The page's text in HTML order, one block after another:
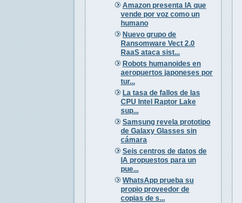
Amazon presenta IA que
vende por voz como un
humano
Nuevo grupo de
Ransomware Vect 2.0
RaaS ataca sist...
Robots humanoides en
aeropuertos japoneses por
tur...
La tasa de fallos de las
CPU Intel Raptor Lake
sup...
Samsung revela prototipo
de Galaxy Glasses sin
cámara
Seis centros de datos de
IA propuestos para un
pue...
WhatsApp prueba su
propio proveedor de
copias de s...